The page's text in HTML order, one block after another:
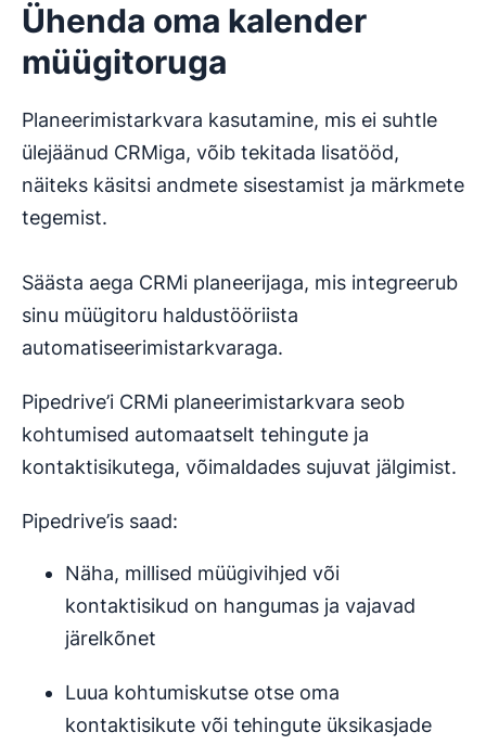
Ühenda oma kalender
müügitoruga
Planeerimistarkvara kasutamine, mis ei suhtle
ülejäänud CRMiga, võib tekitada lisatööd,
näiteks käsitsi andmete sisestamist ja märkmete
tegemist.
Säästa aega CRMi planeerijaga, mis integreerub
sinu müügitoru haldustööriista
automatiseerimistarkvaraga.
Pipedrive’i CRMi planeerimistarkvara seob
kohtumised automaatselt tehingute ja
kontaktisikutega, võimaldades sujuvat jälgimist.
Pipedrive’is saad:
Näha, millised müügivihjed või
kontaktisikud on hangumas ja vajavad
järelkõnet
Luua kohtumiskutse otse oma
kontaktisikute või tehingute üksikasjade